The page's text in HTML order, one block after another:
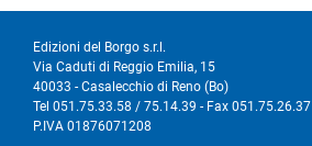
Edizioni del Borgo s.r.l.
Via Caduti di Reggio Emilia, 15
40033 - Casalecchio di Reno (Bo)
Tel 051.75.33.58 / 75.14.39 - Fax 051.75.26.37
P.IVA 01876071208